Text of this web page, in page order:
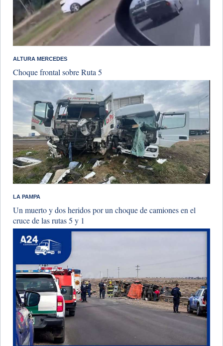
ALTURA MERCEDES
Choque frontal sobre Ruta 5
LA PAMPA
Un muerto y dos heridos por un choque de camiones en el
cruce de las rutas 5 y 1